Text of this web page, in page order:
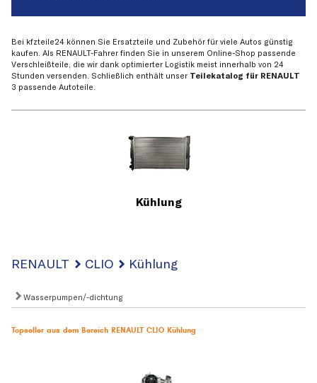
Bei kfzteile24 können Sie Ersatzteile und Zubehör für viele Autos günstig
kaufen. Als RENAULT-Fahrer finden Sie in unserem Online-Shop passende
Verschleißteile, die wir dank optimierter Logistik meist innerhalb von 24
Stunden versenden. Schließlich enthält unser Teilekatalog für RENAULT
3 passende Autoteile.
Kühlung
RENAULT CLIO Kühlung
Wasserpumpen/-dichtung
Topseller aus dem Bereich RENAULT CLIO Kühlung